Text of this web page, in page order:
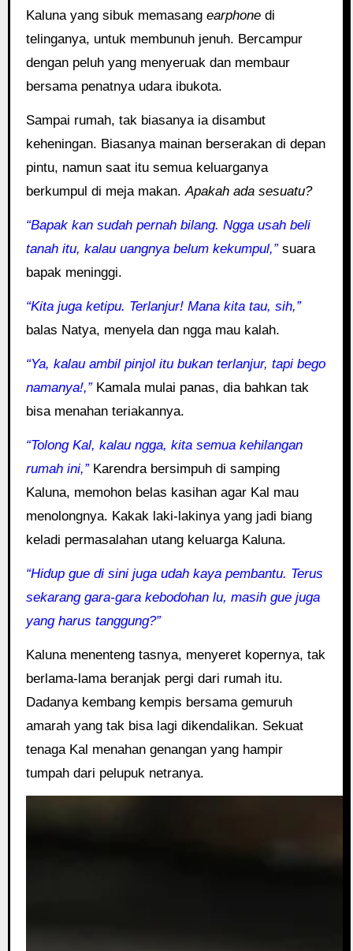
Kaluna yang sibuk memasang earphonedi
telinganya, untuk membunuh jenuh. Bercampur
dengan peluh yang menyeruak dan membaur
bersama penatnya udara ibukota.
Sampai rumah, tak biasanya ia disambut
keheningan. Biasanya mainan berserakan di depan
pintu, namun saat itu semua keluarganya
berkumpul di meja makan.Apakah ada sesuatu?
“Bapak kan sudah pernah bilang. Ngga usah beli
tanah itu, kalau uangnya belum kekumpul,” suara
bapak meninggi.
“Kita juga ketipu. Terlanjur! Mana kita tau, sih,”
balas Natya, menyela dan ngga mau kalah.
“Ya, kalau ambil pinjol itu bukan terlanjur, tapi bego
namanya!,” Kamala mulai panas, dia bahkan tak
bisa menahan teriakannya.
“Tolong Kal, kalau ngga, kita semua kehilangan
rumah ini,” Karendra bersimpuh di samping
Kaluna, memohon belas kasihan agar Kal mau
menolongnya. Kakak laki-lakinya yang jadi biang
keladi permasalahan utang keluarga Kaluna.
“Hidup gue di sini juga udah kaya pembantu. Terus
sekarang gara-gara kebodohan lu, masih gue juga
yang harus tanggung?”
Kaluna menenteng tasnya, menyeret kopernya, tak
berlama-lama beranjak pergi dari rumah itu.
Dadanya kembang kempis bersama gemuruh
amarah yang tak bisa lagi dikendalikan. Sekuat
tenaga Kal menahan genangan yang hampir
tumpah dari pelupuk netranya.